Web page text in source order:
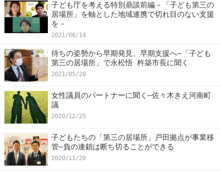
子ども庁を考える特別鼎談前編－「子ども第三の
居場所」を軸とした地域連携で切れ目のない支援
を－
2021/06/14
待ちの姿勢から早期発見、早期支援へ―「子ども
第三の居場所」で永松悟 杵築市長に聞く
2021/05/20
女性議員のパートナーに聞く―佐々木きえ河南町
議
2020/12/25
子どもたちの「第三の居場所」戸田拠点が事業移
管―負の連鎖は断ち切ることができる
2020/11/20